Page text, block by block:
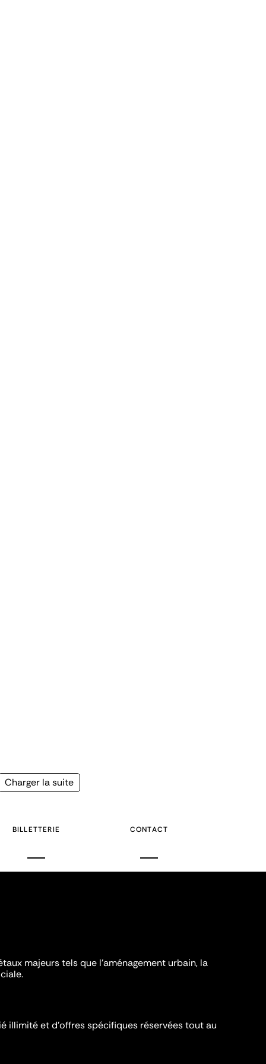
Page
Charger la suite
BILLETTERIE CONTACT
majeurs tels que l'aménagement urbain, la
illimité et d’offres spécifiques réservées tout au